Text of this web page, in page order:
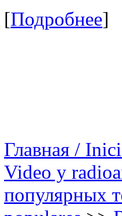
[Подробнее]
Главная /
Video y
популярных